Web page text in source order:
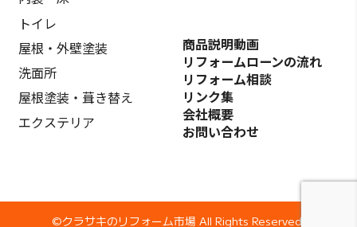
トイレ
屋根・外壁塗装
洗面所
屋根塗装・葺き替え
エクステリア
商品説明動画
リフォームローンの流れ
リフォーム相談
リンク集
会社概要
お問い合わせ
©️クラサキのリフォーム市場 All Rights Reserved.